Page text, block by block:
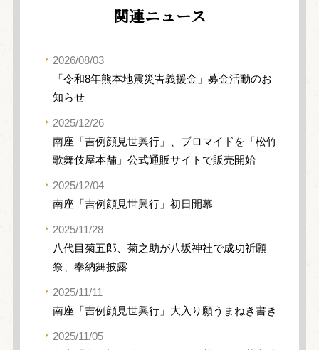
関連ニュース
2026/08/03
「令和8年熊本地震災害義援金」募金活動のお
知らせ
2025/12/26
南座「吉例顔見世興行」、ブロマイドを「松竹
歌舞伎屋本舗」公式通販サイトで販売開始
2025/12/04
南座「吉例顔見世興行」初日開幕
2025/11/28
八代目菊五郎、菊之助が八坂神社で成功祈願
祭、奉納舞披露
2025/11/11
南座「吉例顔見世興行」大入り願うまねき書き
2025/11/05